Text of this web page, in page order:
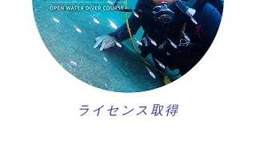
ライセンス取得